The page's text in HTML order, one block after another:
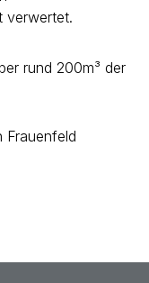
verwertet.
rund 200m³ der
Frauenfeld